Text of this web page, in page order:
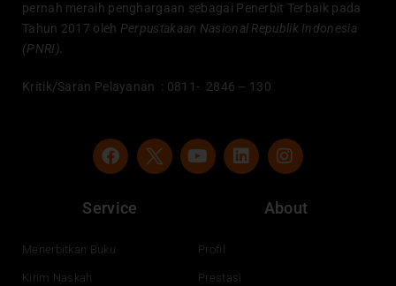
pernah meraih penghargaan sebagai Penerbit Terbaik pada
Tahun 2017 oleh Perpustakaan Nasional Republik Indonesia
(PNRI).
Kritik/Saran Pelayanan : 0811- 2846 – 130
F
a
e
b
o
Y
o
e
L
i
n
I
n
t
a
Service
Menerbitkan Buku
Kirim Naskah
About
Profil
Prestasi